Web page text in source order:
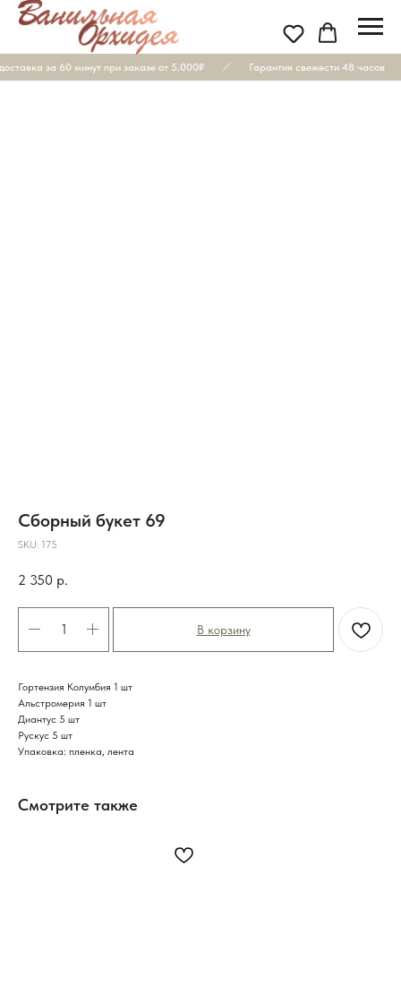
за 60 минут при заказе от 5.000₽ Гарантия свежести 48 часов
Сборный букет 69
SKU: 175
2 350 р.
В корзину
Гортензия Колумбия 1 шт
Альстромерия 1 шт
Диантус 5 шт
Рускус 5 шт
Упаковка: пленка, лента
Смотрите также